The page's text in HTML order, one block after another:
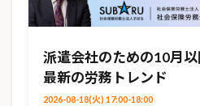
派遣会社のための10月
最新の労務トレンド
2026-08-18(火) 17:00-18:00